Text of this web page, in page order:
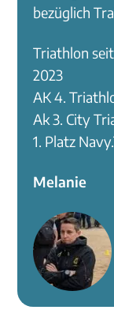
bezüglich
Triathlon seit
2023
AK 4.
Ak 3. City
1. Platz
Melanie